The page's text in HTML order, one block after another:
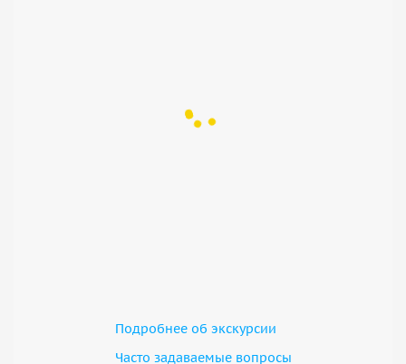
Подробнее об экскурсии
Часто задаваемые вопросы